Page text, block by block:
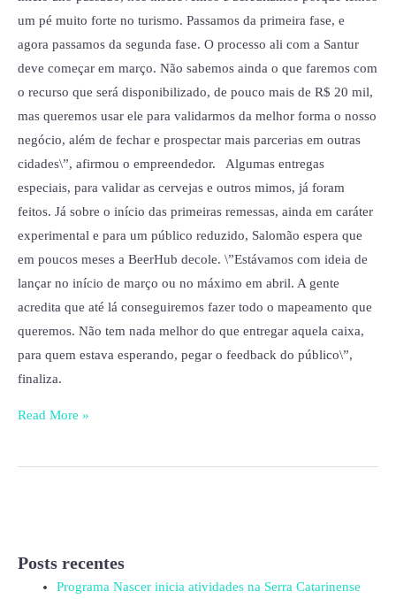
um pé muito forte no turismo. Passamos da primeira fase, e
agora passamos da segunda fase. O processo ali com a Santur
deve começar em março. Não sabemos ainda o que faremos com
o recurso que será disponibilizado, de pouco mais de R$ 20 mil,
mas queremos usar ele para validarmos da melhor forma o nosso
negócio, além de fechar e prospectar mais parcerias em outras
cidades\”, afirmou o empreendedor. Algumas entregas
especiais, para validar as cervejas e outros mimos, já foram
feitos. Já sobre o início das primeiras remessas, ainda em caráter
experimental e para um público reduzido, Salomão espera que
em poucos meses a BeerHub decole. \”Estávamos com ideia de
lançar no início de março ou no máximo em abril. A gente
acredita que até lá conseguiremos fazer todo o mapeamento que
queremos. Não tem nada melhor do que entregar aquela caixa,
para quem estava esperando, pegar o feedback do público\”,
finaliza.
Read More »
Posts recentes
Programa Nascer inicia atividades na Serra Catarinense